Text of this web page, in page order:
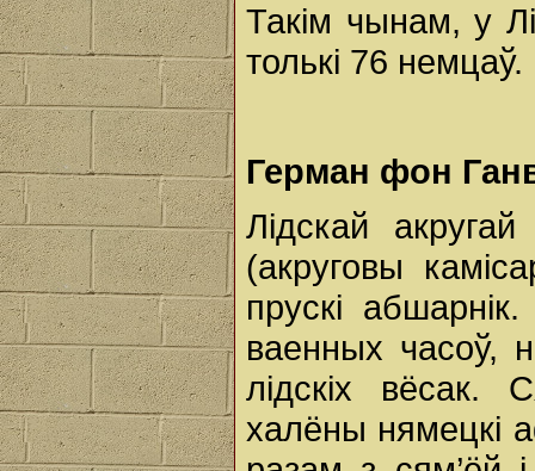
Такім чынам, у
толькі 76
Герман фон
Лідскай
(акруговы
прускі
ваенных часоў,
лідскіх вёсак.
халёны нямецкі